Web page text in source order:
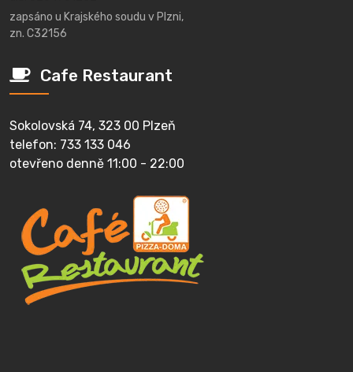
zapsáno u Krajského soudu v Plzni,
zn. C32156
Cafe Restaurant
Sokolovská 74, 323 00 Plzeň
telefon: 733 133 046
otevřeno denně 11:00 - 22:00